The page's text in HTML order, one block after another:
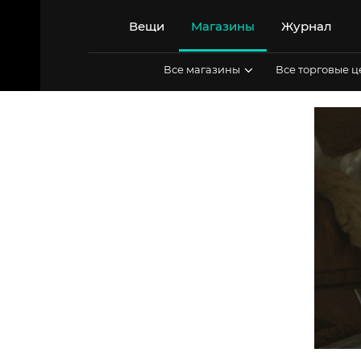
Вещи Магазины Журнал
Все магазины Все торговые